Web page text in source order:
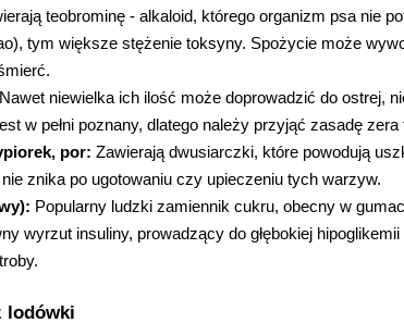
teobrominę - alkaloid, którego organizm psa nie
tym większe stężenie toksyny. Spożycie może
Nawet niewielka ich ilość może doprowadzić do ostrej,
w pełni poznany, dlatego należy przyjąć zasadę zera
por: Zawierają dwusiarczki, które powodują
znika po ugotowaniu czy upieczeniu tych warzyw.
Popularny ludzki zamiennik cukru, obecny w
wyrzut insuliny, prowadzący do głębokiej
lodówki